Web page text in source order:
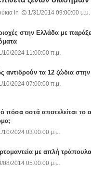
1/31/2014 09:00:00 μ.μ.
στην Ελλάδα με
10/2024 11:00:00 π.μ.
αντιδρούν τα 12 ζώδια
10/2024 07:00:00 π.μ.
πόσα οστά αποτελείται το
10/2024 03:00:00 μ.μ.
με απλή τράπουλα
08/2014 05:00:00 μ.μ.